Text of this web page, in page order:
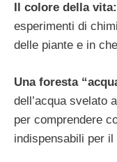
Il colore della vita:
esperimenti di
delle piante e in
Una foresta
dell’acqua svelato
per comprendere
indispensabili per